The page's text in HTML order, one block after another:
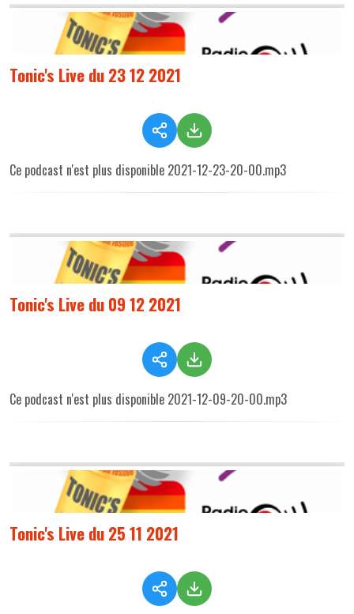
Tonic's Live du 23 12 2021
Ce podcast n'est plus disponible 2021-12-23-20-00.mp3
Tonic's Live du 09 12 2021
Ce podcast n'est plus disponible 2021-12-09-20-00.mp3
Tonic's Live du 25 11 2021